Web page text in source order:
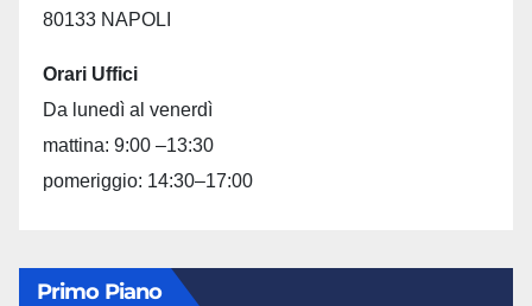
80133 NAPOLI
Orari Uffici
Da lunedì al venerdì
mattina: 9:00 –13:30
pomeriggio: 14:30–17:00
Primo Piano